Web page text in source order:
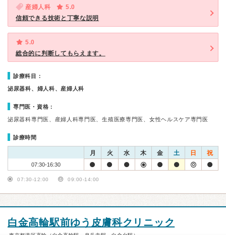
産婦人科
5.0
信頼できる技術と丁寧な説明
5.0
総合的に判断してもらえます。
診療科目：
泌尿器科、婦人科、産婦人科
専門医・資格：
泌尿器科専門医、産婦人科専門医、生殖医療専門医、女性ヘルスケア専門医
診療時間
月 火 水 木 金 土 日 祝
07:30-16:30
07:30-12:00 09:00-14:00
白金高輪駅前ゆう皮膚科クリニック